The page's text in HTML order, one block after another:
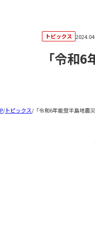
トピックス
「令和
/トピックス/ 「令和6年能登半島地震